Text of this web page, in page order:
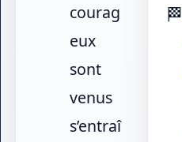
courag
eux
sont
venus
s’entraî
🏁